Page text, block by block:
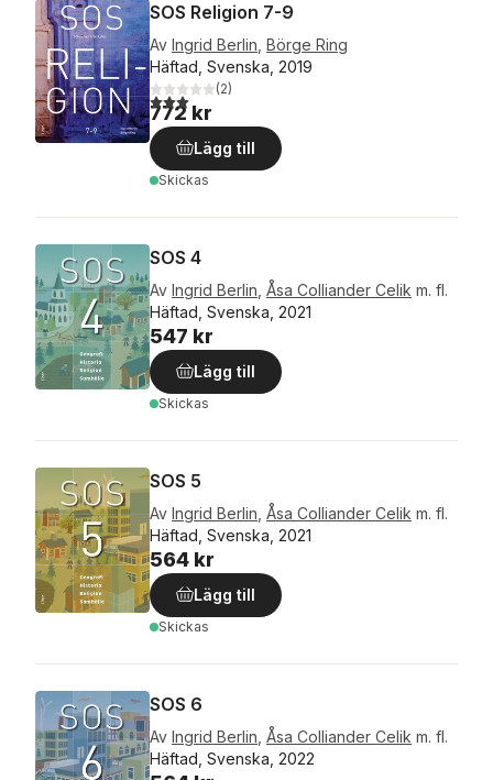
SOS Religion 7-9
Av Ingrid Berlin Börge Ring
Häftad, Svenska, 2019
3,0utav 5 stjärnor. Totalt antal röster:
(2)
772 kr
Lägg till
Skickas
SOS 4
Av Ingrid Berlin Åsa Colliander Celik m. fl.
Häftad, Svenska, 2021
547 kr
Lägg till
Skickas
SOS 5
Av Ingrid Berlin Åsa Colliander Celik m. fl.
Häftad, Svenska, 2021
564 kr
Lägg till
Skickas
SOS 6
Av Ingrid Berlin Åsa Colliander Celik m. fl.
Häftad, Svenska, 2022